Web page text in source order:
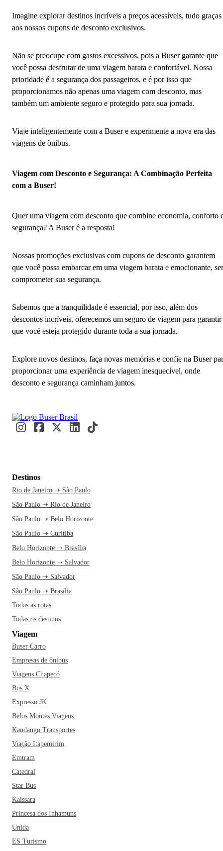
Imagine explorar destinos incríveis a preços acessíveis, tudo graças
aos nossos cupons de desconto exclusivos.
Não se preocupe com gastos excessivos, pois a Buser garante que
você possa desfrutar de uma viagem barata e confortável. Nossa
prioridade é a segurança dos passageiros, e é por isso que
proporcionamos não apenas uma viagem com desconto, mas
também um ambiente seguro e protegido para sua jornada.
Viaje inteligentemente com a Buser e experimente a nova era das
viagens de ônibus.
Viagem com Desconto e Segurança: A Combinação Perfeita
com a Buser!
Quer uma viagem com desconto que combine economia, conforto
segurança? A Buser é a resposta!
Nossas promoções exclusivas com cupons de desconto garantem
que você possa embarcar em uma viagem barata e emocionante,
comprometer sua segurança.
Sabemos que a tranquilidade é essencial, por isso, além dos
descontos incríveis, oferecemos um seguro de viagem para garantir
que você esteja protegido durante toda a sua jornada.
Explore novos destinos, faça novas memórias e confie na Buser
proporcionar uma experiência de viagem inesquecível, onde
desconto e segurança caminham juntos.
Destinos
Rio de Janeiro ➝ São Paulo
São Paulo ➝ Rio de Janeiro
São Paulo ➝ Belo Horizonte
São Paulo ➝ Curitiba
Belo Horizonte ➝ Brasília
Belo Horizonte ➝ Salvador
São Paulo ➝ Salvador
São Paulo ➝ Brasília
Todas as rotas
Todas os destinos
Viagem
Buser Carro
Empresas de ônibus
Viagens Chapecó
Bus X
Expresso JK
Belos Montes Viagens
Kandango Transportes
Viação Itapemirim
Emtram
Catedral
Star Bus
Kaissara
Princesa dos Inhamuns
Unida
ES Turismo